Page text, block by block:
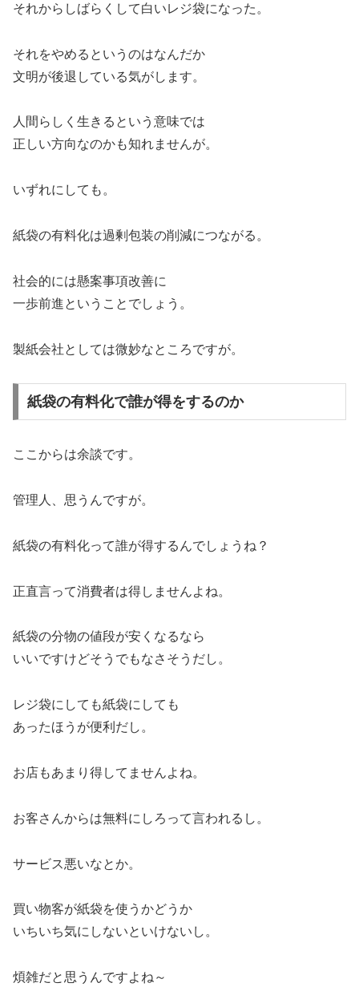
それからしばらくして白いレジ袋になった。
それをやめるというのはなんだか
文明が後退している気がします。
人間らしく生きるという意味では
正しい方向なのかも知れませんが。
いずれにしても。
紙袋の有料化は過剰包装の削減につながる。
社会的には懸案事項改善に
一歩前進ということでしょう。
製紙会社としては微妙なところですが。
紙袋の有料化で誰が得をするのか
ここからは余談です。
管理人、思うんですが。
紙袋の有料化って誰が得するんでしょうね？
正直言って消費者は得しませんよね。
紙袋の分物の値段が安くなるなら
いいですけどそうでもなさそうだし。
レジ袋にしても紙袋にしても
あったほうが便利だし。
お店もあまり得してませんよね。
お客さんからは無料にしろって言われるし。
サービス悪いなとか。
買い物客が紙袋を使うかどうか
いちいち気にしないといけないし。
煩雑だと思うんですよね～